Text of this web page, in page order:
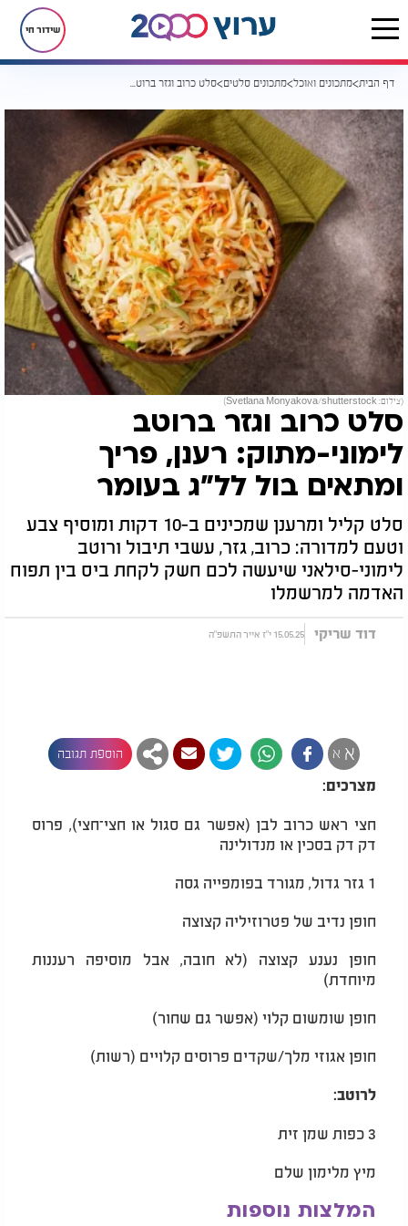
שידור חי
דף הבית מתכונים ואוכל מתכונים סלטים סלט כרוב וגזר ברוטב לימוני-מתוק: רענן, פריך ומתאים בול לל"ג בעומר
(צילום: Svetlana Monyakova/shutterstock)
סלט כרוב וגזר ברוטב
לימוני-מתוק: רענן, פריך
ומתאים בול לל"ג בעומר
סלט קליל ומרענן שמכינים ב-10 דקות ומוסיף צבע
וטעם למדורה: כרוב, גזר, עשבי תיבול ורוטב
לימוני-סילאני שיעשה לכם חשק לקחת ביס בין תפוח
האדמה למרשמלו
דוד שריקי 15.05.25 י"ז אייר התשפ"ה
א א הוספת תגובה
מצרכים:
חצי ראש כרוב לבן (אפשר גם סגול או חצי־חצי), פרוס
דק דק בסכין או מנדולינה
1 גזר גדול, מגורד בפומפייה גסה
חופן נדיב של פטרוזיליה קצוצה
חופן נענע קצוצה (לא חובה, אבל מוסיפה רעננות
מיוחדת)
חופן שומשום קלוי (אפשר גם שחור)
חופן אגוזי מלך/שקדים פרוסים קלויים (רשות)
לרוטב:
3 כפות שמן זית
מיץ מלימון שלם
המלצות נוספות